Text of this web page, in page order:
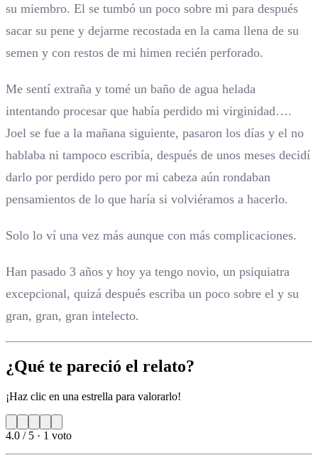
su miembro. El se tumbó un poco sobre mi para después
sacar su pene y dejarme recostada en la cama llena de su
semen y con restos de mi himen recién perforado.
Me sentí extraña y tomé un baño de agua helada
intentando procesar que había perdido mi virginidad….
Joel se fue a la mañana siguiente, pasaron los días y el no
hablaba ni tampoco escribía, después de unos meses decidí
darlo por perdido pero por mi cabeza aún rondaban
pensamientos de lo que haría si volviéramos a hacerlo.
Solo lo ví una vez más aunque con más complicaciones.
Han pasado 3 años y hoy ya tengo novio, un psiquiatra
excepcional, quizá después escriba un poco sobre el y su
gran, gran, gran intelecto.
¿Qué te pareció el relato?
¡Haz clic en una estrella para valorarlo!
4.0 / 5 · 1 voto